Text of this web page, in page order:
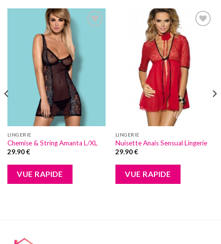
wishlist
LINGERIE
Chemise & String Amanta L/XL
29.90€
VUE RAPIDE
wishlist
LINGERIE
Nuisette Anais Sensual Lingerie
29.90€
VUE RAPIDE